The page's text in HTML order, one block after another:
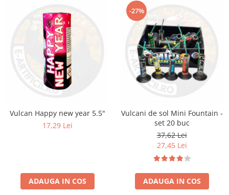
Vulcan Happy new year 5.5"
17,29 Lei
ADAUGA IN COS
-27%
Vulcani de sol Mini Fountain -
set 20 buc
37,62 Lei
27,45 Lei
ADAUGA IN COS